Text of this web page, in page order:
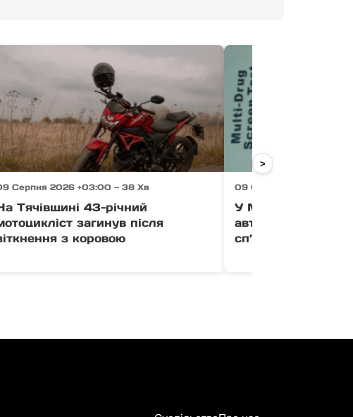
Серпня 2026 +03:00 — 38 Хв
Тячівщині 43-річний
загинув після
з коровою
09 Серпня 2026 +03:00
У Мукачеві водій
автомобілем у
сп’яніння
>